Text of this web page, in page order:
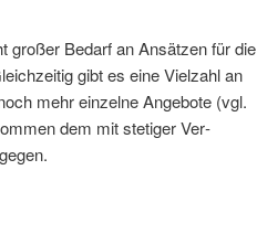
großer Bedarf an Ansätzen für die
gibt es eine Vielzahl an
mehr einzelne Angebote (vgl.
dem mit stetiger Ver­